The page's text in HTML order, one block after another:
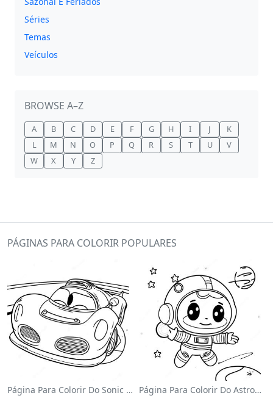
Séries
Temas
Veículos
BROWSE A–Z
A B C D E F G H I J
K
L
M N O P Q R S T U
V
W
X Y Z
PÁGINAS PARA COLORIR POPULARES
Página Para Colorir Do Sonic Velocista Página Para Colorir Do Astronauta Fofo Flutuando No Espaço